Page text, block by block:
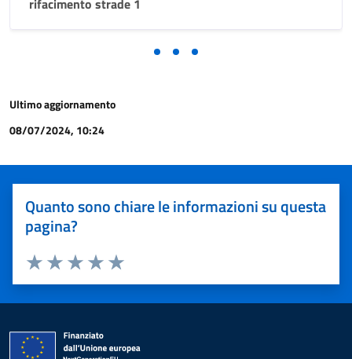
Ultimo aggiornamento
08/07/2024, 10:24
Quanto sono chiare le informazioni su questa
pagina?
Valuta 5 stelle su 5
Valuta 4 stelle su 5
Valuta 3 stelle su 5
Valuta 2 stelle su 5
Valuta 1 stelle su 5